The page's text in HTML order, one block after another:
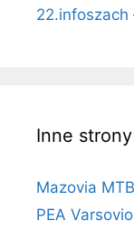
22.infoszach
Inne strony
Mazovia
PEA Varsovio